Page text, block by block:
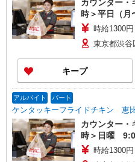
カウンター・
時＞平日（
時給1300
東京都渋
キープ
アルバイト パート
ケンタッキーフライドチキン 恵
カウンター・
時＞日曜
時給1300円